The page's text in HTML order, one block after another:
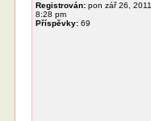
Registrován: pon zář 26, 2011
8:28 pm
Příspěvky: 69